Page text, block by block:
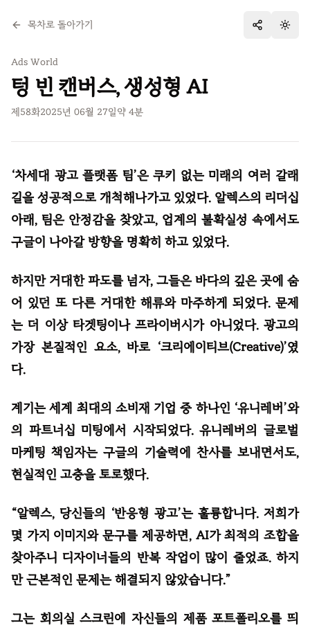
목차로 돌아가기 테마
Ads World
텅 빈 캔버스, 생성형 AI
제58화2025년 06월 27일약 4분
‘차세대 광고 플랫폼 팀’은 쿠키 없는 미래의 여러 갈래
길을 성공적으로 개척해나가고 있었다. 알렉스의 리더십
아래, 팀은 안정감을 찾았고, 업계의 불확실성 속에서도
구글이 나아갈 방향을 명확히 하고 있었다.
하지만 거대한 파도를 넘자, 그들은 바다의 깊은 곳에 숨
어 있던 또 다른 거대한 해류와 마주하게 되었다. 문제
는 더 이상 타겟팅이나 프라이버시가 아니었다. 광고의
가장 본질적인 요소, 바로 ‘크리에이티브(Creative)’였
다.
계기는 세계 최대의 소비재 기업 중 하나인 ‘유니레버’와
의 파트너십 미팅에서 시작되었다. 유니레버의 글로벌
마케팅 책임자는 구글의 기술력에 찬사를 보내면서도,
현실적인 고충을 토로했다.
“알렉스, 당신들의 ‘반응형 광고’는 훌륭합니다. 저희가
몇 가지 이미지와 문구를 제공하면, AI가 최적의 조합을
찾아주니 디자이너들의 반복 작업이 많이 줄었죠. 하지
만 근본적인 문제는 해결되지 않았습니다.”
그는 회의실 스크린에 자신들의 제품 포트폴리오를 띄